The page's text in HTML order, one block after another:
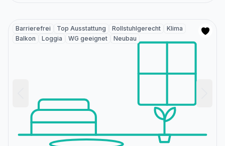
Barrierefrei Top Ausstattung Rollstuhlgerecht
Klima
Balkon
Loggia WG geeignet Neubau